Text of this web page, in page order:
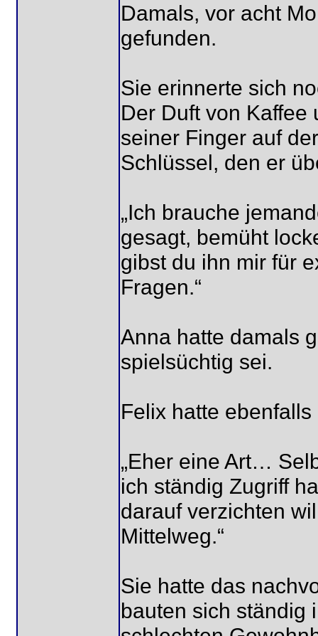
Damals, vor acht
gefunden.
Sie erinnerte sich
Der Duft von Kaffee
seiner Finger auf
Schlüssel, den er
„Ich brauche
gesagt, bemüht
gibst du ihn mir für
Fragen.“
Anna hatte damals
spielsüchtig sei.
Felix hatte
„Eher eine Art…
ich ständig Zugriff
darauf verzichten
Mittelweg.“
Sie hatte das
bauten sich ständig